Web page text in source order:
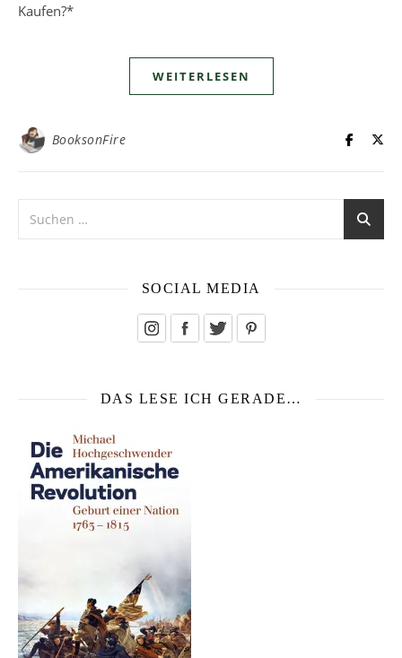
Kaufen?*
WEITERLESEN
BooksonFire
SOCIAL MEDIA
DAS LESE ICH GERADE…